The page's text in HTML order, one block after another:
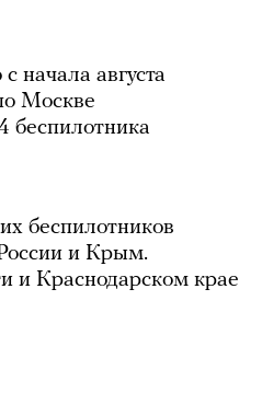
начала августа
Москве
беспилотника
беспилотников
и Крым.
и Краснодарском крае